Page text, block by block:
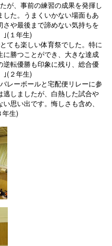
が、事前の練習の成果を発揮し
た。うまくいかない場面もあ
さや最後まで諦めない気持ちを
｣(１年生)
ても楽しい体育祭でした。特に
勝つことができ、大きな達成
転優勝も印象に残り、総合優
｣(２年生)
レーボールと宅配便リレーに参
しましたが、白熱した試合や
思い出です。悔しさも含め、
年生)